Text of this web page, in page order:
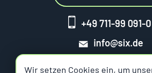
+49 711-99 091-0
info@six.de
Wir setzen Cookies ein, um